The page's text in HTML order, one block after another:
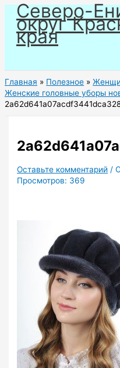
Перейти
содержимому
Северо-
округ
края
Главная Полезное
Женские головные уборы
Оставьте комментарий /
Просмотров: 369